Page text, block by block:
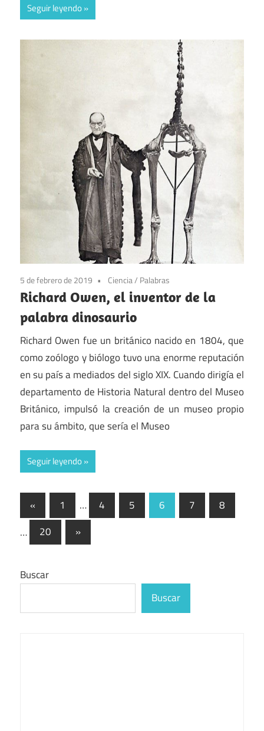
Seguir leyendo
5 de febrero de 2019 Ciencia/ Palabras
Richard Owen, el inventor de la
palabra dinosaurio
Richard Owen fue un británico nacido en 1804, que
como zoólogo y biólogo tuvo una enorme reputación
en su país a mediados del siglo XIX. Cuando dirigía el
departamento de Historia Natural dentro del Museo
Británico, impulsó la creación de un museo propio
para su ámbito, que sería el Museo
Seguir leyendo
Paginación
de
entradas
« Entradas
anteriores
1 … 4 5 6 7
8
…
20
Entradas
siguientes
»
Buscar
Buscar